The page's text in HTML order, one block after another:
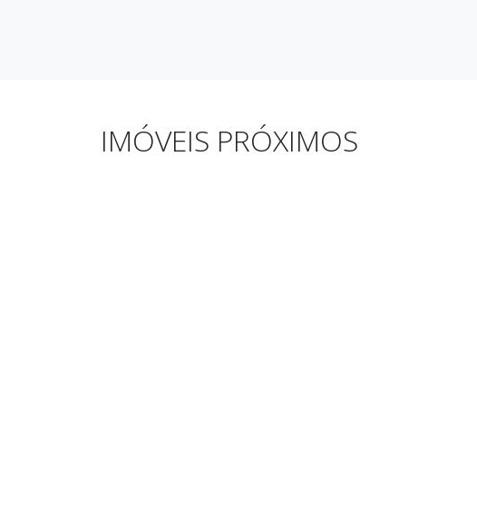
IMÓVEIS PRÓXIMOS